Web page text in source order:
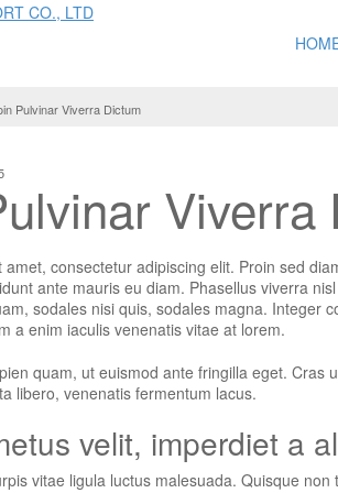
Pulvinar Viverra Dictum
Viverra
consectetur adipiscing elit. Proin sed
ante mauris eu diam. Phasellus viverra
sodales nisi quis, sodales magna. Integer
a enim iaculis venenatis vitae at lorem.
quam, ut euismod ante fringilla eget.
libero, venenatis fermentum lacus.
velit, imperdiet a
vitae ligula luctus malesuada. Quisque